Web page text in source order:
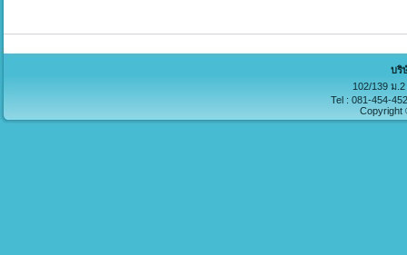
บริ
102/139 ม
Tel : 081-454-
Copyright